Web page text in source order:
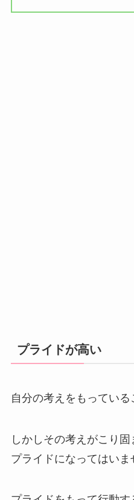
プライドが高い
自分の考えをもっている
しかしその考えがこり
プライドになってはいま